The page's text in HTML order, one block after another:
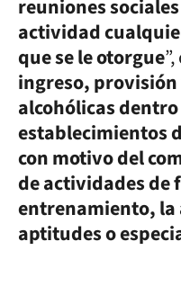
reuniones
actividad
que se le otorgue
ingreso, provisión
alcohólicas
establecimientos
con motivo del
de actividades de
entrenamiento,
aptitudes o